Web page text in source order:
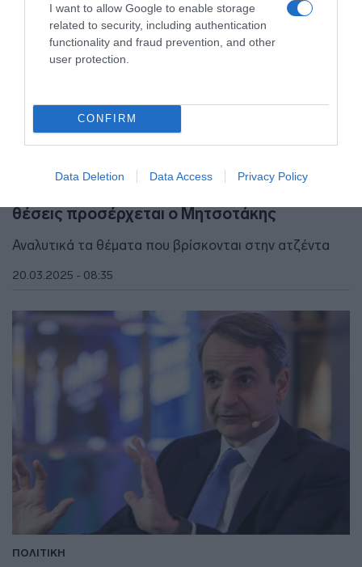
I want to allow Google to enable storage
related to security, including authentication
functionality and fraud prevention, and other
user protection.
CONFIRM
Data Deletion Data Access Privacy Policy
Σύνοδος Κορυφής ΕΕ: Στο “τραπέζι” Άμυνα,
θέσεις προσέρχεται ο Μητσοτάκης
Αναλυτικά τα θέματα που βρίσκονται στην ατζέντα
20.03.2025 - 08:35
ΠΟΛΙΤΙΚΗ